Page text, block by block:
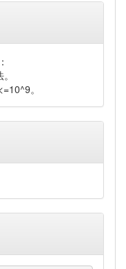
。